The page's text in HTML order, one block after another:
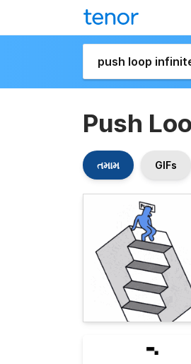
Push
તમામ GIFs